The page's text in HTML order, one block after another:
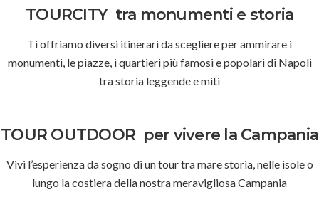
TOURCITY tra monumenti e storia
Ti offriamo diversi itinerari da scegliere per ammirare i
monumenti, le piazze, i quartieri più famosi e popolari di Napoli
tra storia leggende e miti
TOUR OUTDOOR per vivere la Campania
Vivi l’esperienza da sogno di un tour tra mare storia, nelle isole o
lungo la costiera della nostra meravigliosa Campania